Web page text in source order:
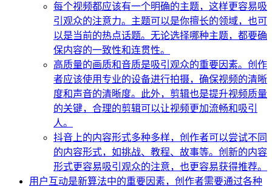
每个视频都应该有一个明确的主题，这样更容易吸
引观众的注意力。主题可以是你擅长的领域，也可
以是当前的热点话题。无论选择哪种主题，都要确
保内容的一致性和连贯性。
高质量的画质和音质是吸引观众的重要因素。创作
者应该使用专业的设备进行拍摄，确保视频的清晰
度和声音的清晰度。此外，剪辑也是提升视频质量
的关键，合理的剪辑可以让视频更加流畅和吸引
人。
抖音上的内容形式多种多样，创作者可以尝试不同
的内容形式，如挑战、教程、故事等。创新的内容
形式更容易吸引观众的注意，也更容易获得推荐。
用户互动是新算法中的重要因素，创作者需要通过各种